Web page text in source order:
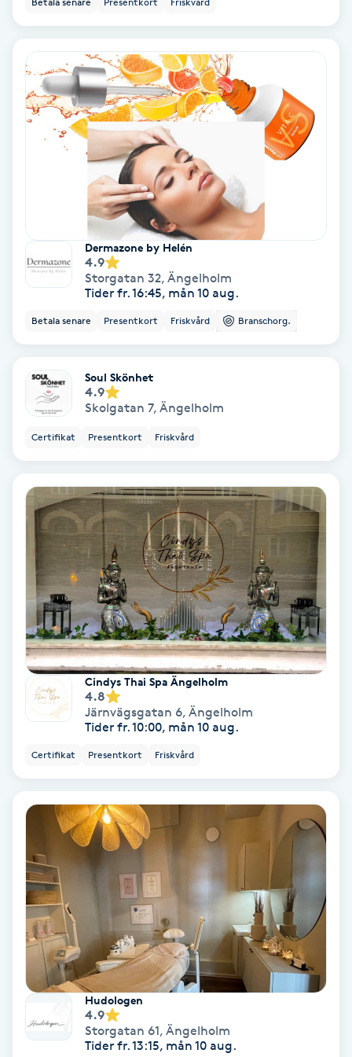
Babylights
Balayage
Bambumassage
Barnklippning
Blowout
Bottenfärg
Brynformning
Brynplockning
Bröllopsuppsättning
Celluliter
Coachning
Color correction
Cryoterapi
Damklippning
Dermapen
Diamantslipning
Enzympeeling
Dermazone by Helén
4.9
Storgatan 32, Ängelholm
Tider fr. 16:45, mån 10 aug.
Betala senare Presentkort Friskvård Branschorg.
Soul Skönhet
4.9
Skolgatan 7, Ängelholm
Certifikat Presentkort Friskvård
Cindys Thai Spa Ängelholm
4.8
Järnvägsgatan 6, Ängelholm
Tider fr. 10:00, mån 10 aug.
Certifikat Presentkort Friskvård
Hudologen
4.9
Storgatan 61, Ängelholm
Tider fr. 13:15, mån 10 aug.